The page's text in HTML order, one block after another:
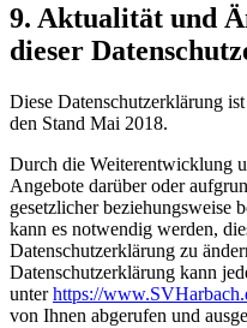
9. Aktualität und
dieser
Diese Datenschutzerklärung
den Stand Mai 2018.
Durch die Weiterentwicklung
Angebote darüber oder
gesetzlicher beziehungsweise
kann es notwendig werden,
Datenschutzerklärung zu
Datenschutzerklärung kann
unterhttps://
von Ihnen abgerufen und